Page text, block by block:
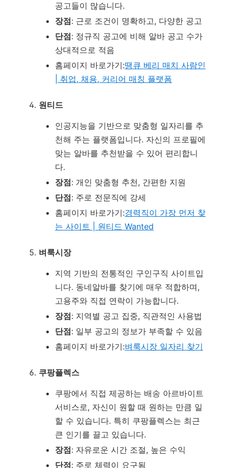
공고들이 많습니다.
장점: 근로 조건이 명확하고, 다양한 공고
단점: 정규직 공고에 비해 알바 공고 수가
상대적으로 적음
홈페이지 바로가기:땡큐 베리 매치 사람인
| 취업, 채용, 커리어 매칭 플랫폼
원티드
인공지능을 기반으로 맞춤형 일자리를 추
천해 주는 플랫폼입니다. 자신의 프로필에
맞는 알바를 추천받을 수 있어 편리합니
다.
장점: 개인 맞춤형 추천, 간편한 지원
단점: 주로 전문직에 강세
홈페이지 바로가기:경력직이 가장 먼저 찾
는 사이트 | 원티드 Wanted
벼룩시장
지역 기반의 전통적인 구인구직 사이트입
니다. 동네알바를 찾기에 매우 적합하며,
고용주와 직접 연락이 가능합니다.
장점: 지역별 공고 집중, 직관적인 사용법
단점: 일부 공고의 정보가 부족할 수 있음
홈페이지 바로가기:벼룩시장 일자리 찾기
쿠팡플렉스
쿠팡에서 직접 제공하는 배송 아르바이트
서비스로, 자신이 원할 때 원하는 만큼 일
할 수 있습니다. 특히 쿠팡플렉스는 최근
큰 인기를 끌고 있습니다.
장점: 자유로운 시간 조절, 높은 수익
단점: 주로 체력이 요구됨